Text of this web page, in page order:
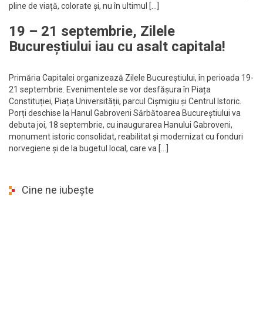
pline de viață, colorate și, nu în ultimul […]
19 – 21 septembrie, Zilele
Bucureștiului iau cu asalt capitala!
Primăria Capitalei organizează Zilele Bucureștiului, în perioada 19-
21 septembrie. Evenimentele se vor desfășura în Piața
Constituției, Piața Universității, parcul Cișmigiu și Centrul Istoric.
Porți deschise la Hanul Gabroveni Sărbătoarea Bucureștiului va
debuta joi, 18 septembrie, cu inaugurarea Hanului Gabroveni,
monument istoric consolidat, reabilitat și modernizat cu fonduri
norvegiene și de la bugetul local, care va […]
Cine ne iubește